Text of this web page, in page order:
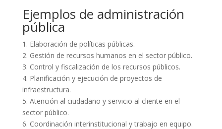
Ejemplos de administración
pública
1. Elaboración de políticas públicas.
2. Gestión de recursos humanos en el sector público.
3. Control y fiscalización de los recursos públicos.
4. Planificación y ejecución de proyectos de
infraestructura.
5. Atención al ciudadano y servicio al cliente en el
sector público.
6. Coordinación interinstitucional y trabajo en equipo.